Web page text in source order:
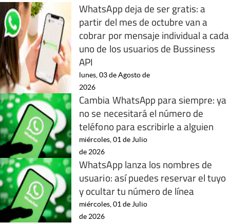
WhatsApp deja de ser gratis: a
partir del mes de octubre van a
cobrar por mensaje individual a cada
uno de los usuarios de Bussiness
API
lunes, 03 de Agosto de
2026
Cambia WhatsApp para siempre: ya
no se necesitará el número de
teléfono para escribirle a alguien
miércoles, 01 de Julio
de 2026
WhatsApp lanza los nombres de
usuario: así puedes reservar el tuyo
y ocultar tu número de línea
miércoles, 01 de Julio
de 2026